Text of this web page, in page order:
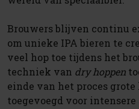
Brouwers blijven continu
om unieke IPA bieren te
veel hop toe tijdens het
techniek van dry hoppen
einde van het proces
toegevoegd voor intensere